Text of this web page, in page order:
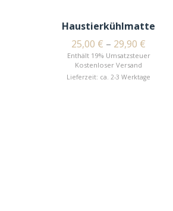
Haustierkühlmatte
25,00 € – 29,90 €
Enthält 19% Umsatzsteuer
Kostenloser Versand
Lieferzeit: ca. 2-3 Werktage